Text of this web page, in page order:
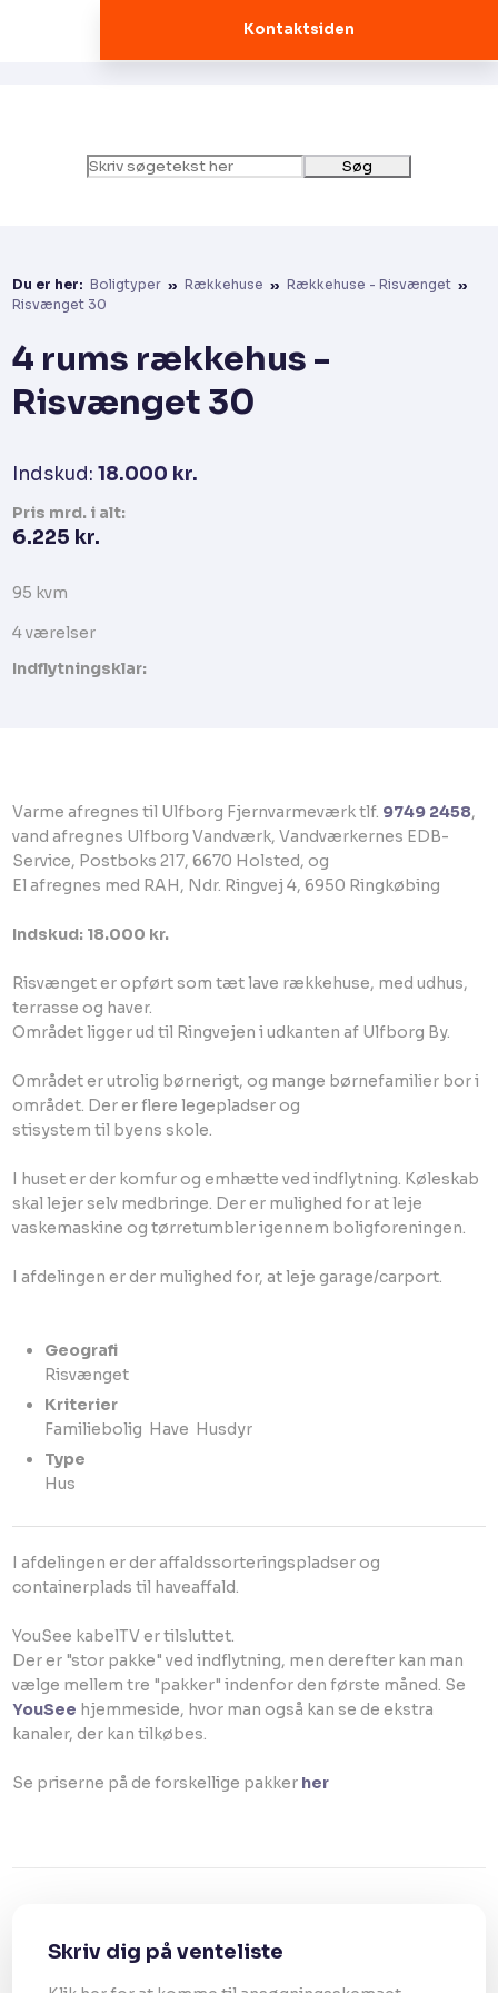
Kontaktsiden
Du er her: Boligtyper » Rækkehuse » Rækkehuse - Risvænget »
Risvænget 30
4 rums rækkehus -
Risvænget 30
Indskud: 18.000 kr.
Pris​ mrd. i alt:
6.225 kr.​
95 kvm​​​
​4 værelser​
Indflytningsklar:
​Varme afregnes til Ulfborg Fjernvarmeværk tlf. 9749 2458,
vand afregnes Ulfborg Vandværk, Vandværkernes EDB-
Service, Postboks 217, 6670 Holsted, og
El afregnes med RAH, Ndr. Ringvej 4, 6950 Ringkøbing
Indskud: 18.000 kr.
Risvænget er opført som tæt lave rækkehuse, med udhus,
terrasse og haver.
Området ligger ud til Ringvejen i udkanten af Ulfborg By.
Området er utrolig børnerigt, og mange børnefamilier bor i
området. Der er flere legepladser og
stisystem til byens skole.
I huset er der komfur og emhætte ved indflytning. Køleskab
skal lejer selv medbringe. Der er mulighed for at leje
vaskemaskine og tørretumbler igennem boligforeningen.
I afdelingen er der mulighed for, at leje garage/carport.
Geografi
​Risvænget​
Kriterier
Familiebolig ​ Have ​ Husdyr​
Type
​Hus
I afdelingen er der affaldssorteringspladser og
containerplads til haveaffald.
YouSee kabelTV er tilsluttet.
Der er "stor pakke" ved indflytning, men derefter kan man
vælge mellem tre "pakker" indenfor den første måned. Se
YouSee hjemmeside, hvor man også kan se de ekstra
kanaler, der kan tilkøbes.
Se priserne på de forskellige pakker her
Skriv dig på venteliste